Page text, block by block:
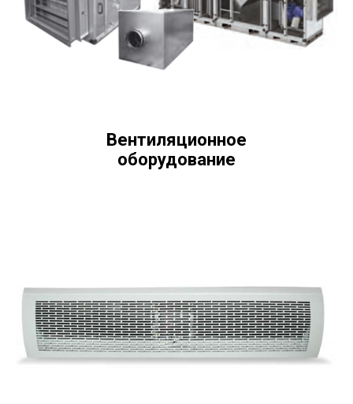
Вентиляционное
оборудование